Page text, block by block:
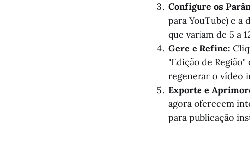
Configure os
para YouTube) e a
que variam de 5 a
Gere e Refine:
"Edição de
regenerar o vídeo
Exporte e
agora oferecem
para publicação